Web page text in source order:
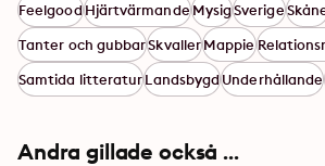
FeelgoodHjärtvärmandeMysigSverige
Tanter och gubbarSkvallerMappie
Samtida litteraturLandsbygdUnderhållande
Andra gillade också ...